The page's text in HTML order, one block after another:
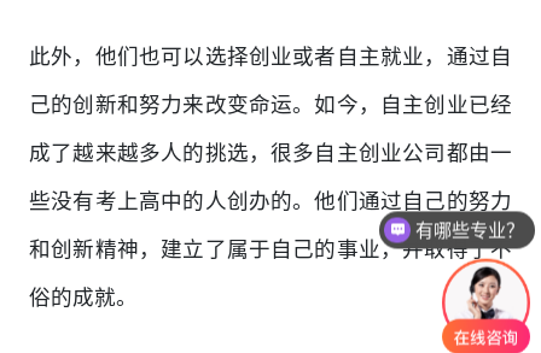
此外，他们也可以选择创业或者自主就业，通过自
己的创新和努力来改变命运。如今，自主创业已经
成了越来越多人的挑选，很多自主创业公司都由一
些没有考上高中的人创办的。他们通过自己的努力
和创新精神，建立了属于自己的事业，并取得了不
俗的成就。
有哪些专业？